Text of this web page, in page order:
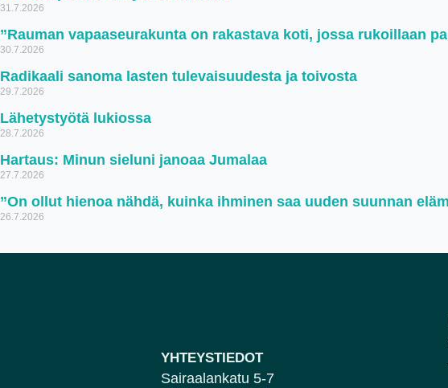
31.7.2026
”Rauman vapaaseurakunta on rakastava koti, jossa rukoillaan
30.7.2026
Radikaali sanoma lasten tulevaisuudesta ja toivosta
29.7.2026
Lähetystyötä lukiossa
28.7.2026
Hartaus: Minun sieluni janoaa Jumalaa
27.7.2026
”On ollut hienoa nähdä, kuinka ihminen saa uuden suunnan
26.7.2026
YHTEYSTIEDOT
Sairaalankatu 5-7